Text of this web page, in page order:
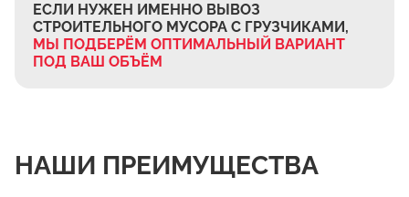
ЕСЛИ НУЖЕН ИМЕННО ВЫВОЗ
СТРОИТЕЛЬНОГО МУСОРА С ГРУЗЧИКАМИ,
МЫ ПОДБЕРЁМ ОПТИМАЛЬНЫЙ ВАРИАНТ
ПОД ВАШ ОБЪЁМ
НАШИ ПРЕИМУЩЕСТВА